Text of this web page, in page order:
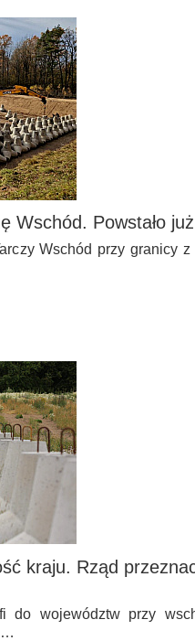
Wschód. Powstało
Wschód przy granicy
kraju. Rząd
do województw przy